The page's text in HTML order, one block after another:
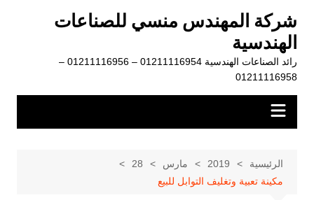
المحتوى
شركة المهندس منسي للصناعات
الهندسية
رائد الصناعات الهندسية 01211116954 – 01211116956 –
01211116958
الرئيسية 2019 مارس
28
مكينة تعبية وتغليف التوابل للبيع